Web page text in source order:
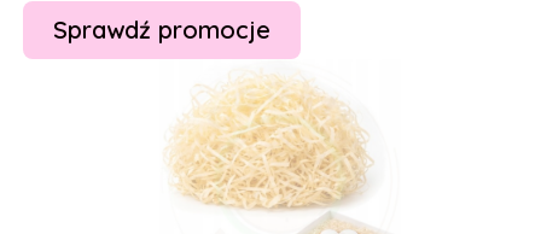
Sprawdź promocje